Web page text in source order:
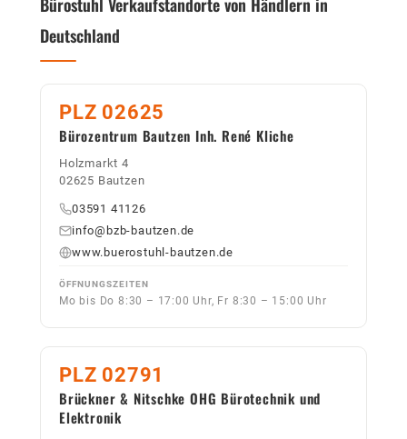
Deutschland
PLZ 02625
Bürozentrum Bautzen Inh. René Kliche
Holzmarkt 4
02625 Bautzen
03591 41126
info@bzb-bautzen.de
www.buerostuhl-bautzen.de
ÖFFNUNGSZEITEN
Mo bis Do 8:30 – 17:00 Uhr, Fr 8:30 – 15:00 Uhr
PLZ 02791
Brückner & Nitschke OHG Bürotechnik und
Elektronik